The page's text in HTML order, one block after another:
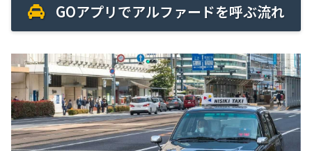
GOアプリでアルファードを呼ぶ流れ